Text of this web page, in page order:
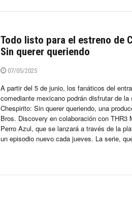
Todo listo para el estreno de
Sin querer queriendo
07/05/2025
A partir del 5 de junio, los fanáticos del
comediante mexicano podrán disfrutar de la
Chespirito: Sin querer queriendo, una
Bros. Discovery en colaboración con THR3
Perro Azul, que se lanzará a través de la
un episodio nuevo cada jueves. La serie,